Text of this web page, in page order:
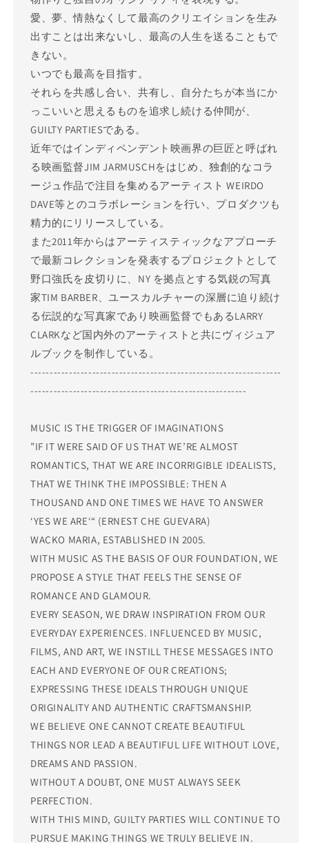
愛、夢、情熱なくして最高のクリエイションを生み
出すことは出来ないし、最高の人生を送ることもで
きない。
いつでも最高を目指す。
それらを共感し合い、共有し、自分たちが本当にか
っこいいと思えるものを追求し続ける仲間が、
GUILTY PARTIESである。
近年ではインディペンデント映画界の巨匠と呼ばれ
る映画監督JIM JARMUSCHをはじめ、独創的なコラ
ージュ作品で注目を集めるアーティスト WEIRDO
DAVE等とのコラボレーションを行い、プロダクツも
精力的にリリースしている。
また2011年からはアーティスティックなアプローチ
で最新コレクションを発表するプロジェクトとして
野口強氏を皮切りに、NY を拠点とする気鋭の写真
家TIM BARBER、ユースカルチャーの深層に迫り続け
る伝説的な写真家であり映画監督でもあるLARRY
CLARKなど国内外のアーティストと共にヴィジュア
ルブックを制作している。
-----------------------------------------------------------------
--------------------------------------------------------
MUSIC IS THE TRIGGER OF IMAGINATIONS
”IF IT WERE SAID OF US THAT WE’RE ALMOST
ROMANTICS, THAT WE ARE INCORRIGIBLE IDEALISTS,
THAT WE THINK THE IMPOSSIBLE: THEN A
THOUSAND AND ONE TIMES WE HAVE TO ANSWER
‘YES WE ARE‘“ (ERNEST CHE GUEVARA)
WACKO MARIA, ESTABLISHED IN 2005.
WITH MUSIC AS THE BASIS OF OUR FOUNDATION, WE
PROPOSE A STYLE THAT FEELS THE SENSE OF
ROMANCE AND GLAMOUR.
EVERY SEASON, WE DRAW INSPIRATION FROM OUR
EVERYDAY EXPERIENCES. INFLUENCED BY MUSIC,
FILMS, AND ART, WE INSTILL THESE MESSAGES INTO
EACH AND EVERYONE OF OUR CREATIONS;
EXPRESSING THESE IDEALS THROUGH UNIQUE
ORIGINALITY AND AUTHENTIC CRAFTSMANSHIP.
WE BELIEVE ONE CANNOT CREATE BEAUTIFUL
THINGS NOR LEAD A BEAUTIFUL LIFE WITHOUT LOVE,
DREAMS AND PASSION.
WITHOUT A DOUBT, ONE MUST ALWAYS SEEK
PERFECTION.
WITH THIS MIND, GUILTY PARTIES WILL CONTINUE TO
PURSUE MAKING THINGS WE TRULY BELIEVE IN.